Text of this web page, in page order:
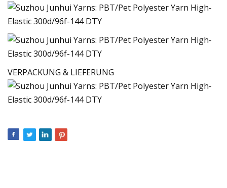
VERPACKUNG & LIEFERUNG